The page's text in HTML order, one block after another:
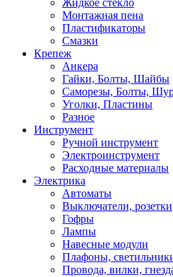
Жидкое стекло
Монтажная пена
Пластификаторы
Смазки
Крепеж
Анкера
Гайки, Болты, Шайбы
Саморезы, Болты,
Уголки, Пластины
Разное
Инструмент
Ручной инструмент
Электроинструмент
Расходные материалы
Электрика
Автоматы
Выключатели, розетки
Гофры
Лампы
Навесные модули
Плафоны,
Провода, вилки,